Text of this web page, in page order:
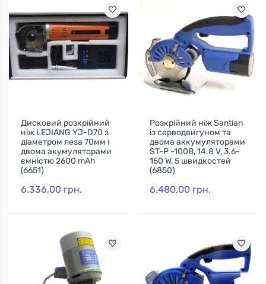
Дисковий розкрійний
ніж LEJIANG YJ-D70 з
діаметром леза 70мм і
двома акумуляторами
ємністю 2600 mAh
(6651)
6.336,00 грн.
Розкрійний ніж Santian
із серводвигуном та
двома аккумуляторами
ST-P -100B, 14.8 V, 3.6-
150 W, 5 швидкостей
(6850)
6.480,00 грн.